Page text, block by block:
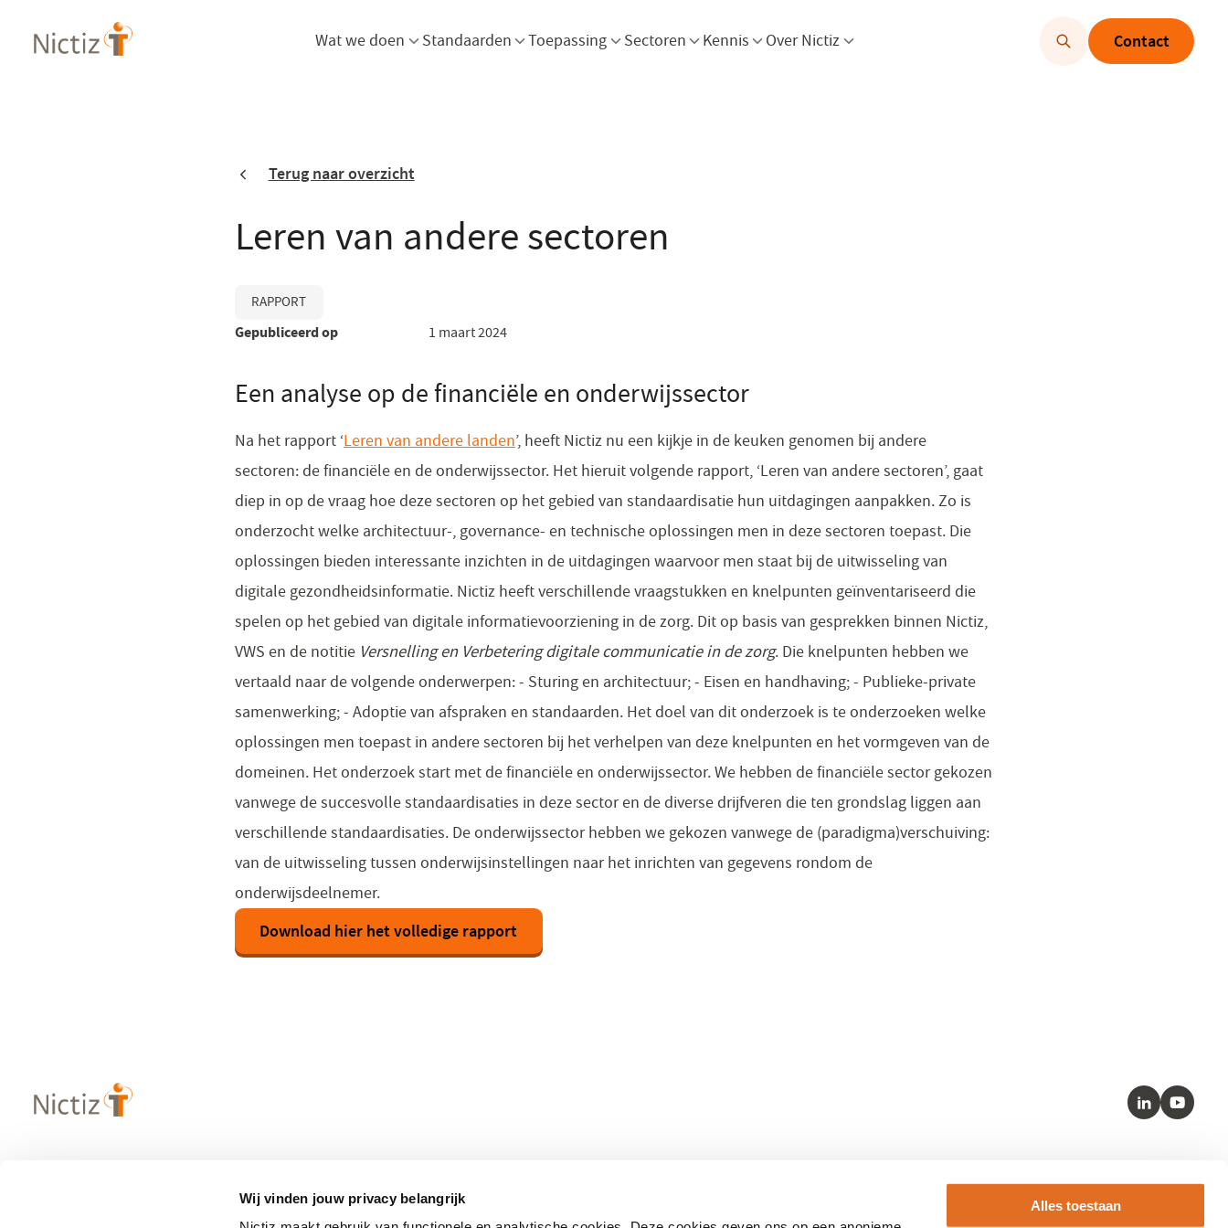
Wij vinden jouw privacy belangrijk
Alles toestaan
en
Wat we doen Menu openen
Standaarden Menu openen
Toepassing Menu openen
Sectoren Menu openen
Kennis Menu openen
Over Nictiz Contact
Terug naar overzicht
Leren van andere sectoren
RAPPORT
Gepubliceerd op 1 maart 2024
Een analyse op de financiële en onderwijssector
Na het rapport ‘Leren van andere landen’, heeft Nictiz nu een kijkje in de keuken genomen bij andere
sectoren: de financiële en de onderwijssector. Het hieruit volgende rapport, ‘Leren van andere sectoren’, gaat
diep in op de vraag hoe deze sectoren op het gebied van standaardisatie hun uitdagingen aanpakken. Zo is
onderzocht welke architectuur-, governance- en technische oplossingen men in deze sectoren toepast. Die
oplossingen bieden interessante inzichten in de uitdagingen waarvoor men staat bij de uitwisseling van
digitale gezondheidsinformatie. Nictiz heeft verschillende vraagstukken en knelpunten geïnventariseerd die
spelen op het gebied van digitale informatievoorziening in de zorg. Dit op basis van gesprekken binnen Nictiz,
VWS en de notitie Versnelling en Verbetering digitale communicatie in de zorg. Die knelpunten hebben we
vertaald naar de volgende onderwerpen: - Sturing en architectuur; - Eisen en handhaving; - Publieke-private
samenwerking; - Adoptie van afspraken en standaarden. Het doel van dit onderzoek is te onderzoeken welke
oplossingen men toepast in andere sectoren bij het verhelpen van deze knelpunten en het vormgeven van de
domeinen. Het onderzoek start met de financiële en onderwijssector. We hebben de financiële sector gekozen
vanwege de succesvolle standaardisaties in deze sector en de diverse drijfveren die ten grondslag liggen aan
verschillende standaardisaties. De onderwijssector hebben we gekozen vanwege de (paradigma)verschuiving:
van de uitwisseling tussen onderwijsinstellingen naar het inrichten van gegevens rondom de
onderwijsdeelnemer.
Download hier het volledige rapport
LinkedInYoutube
Populaire onderwerpen
– Informatiestandaarden – Nationale bibliotheek
Kernstandaarden